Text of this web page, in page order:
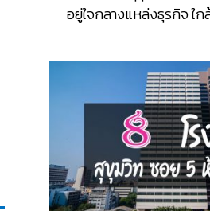
อยู่ใจกลางแหล่งธุรกิจ ใ